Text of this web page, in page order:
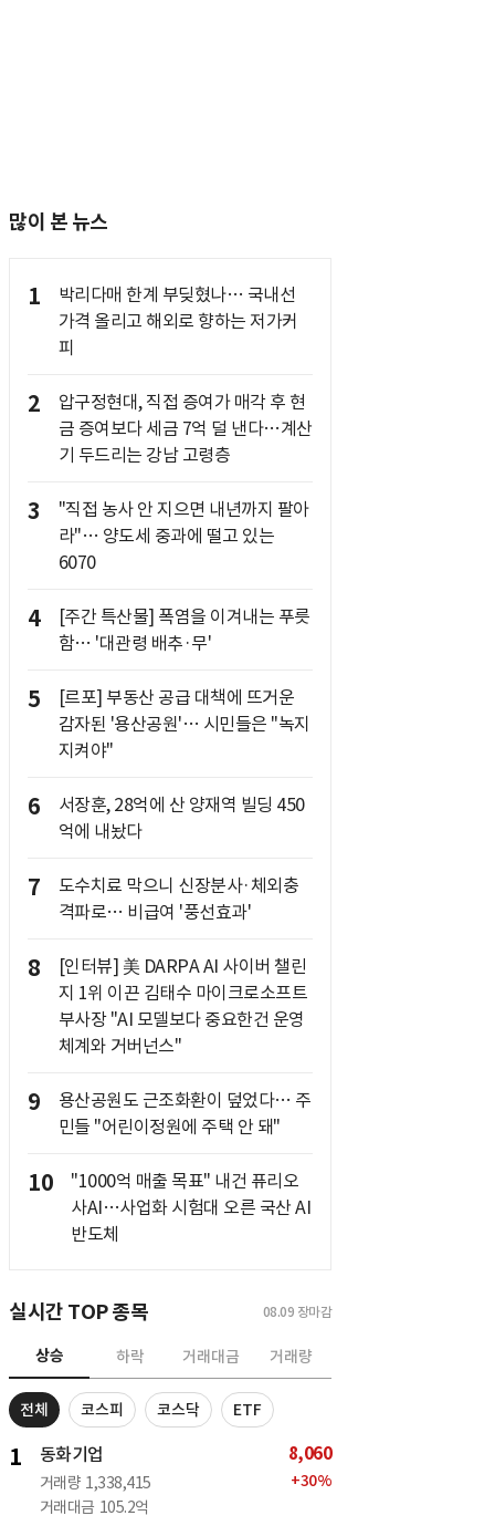
많이 본 뉴스
1
박리다매 한계 부딪혔나… 국내선
가격 올리고 해외로 향하는 저가커
피
2
압구정현대, 직접 증여가 매각 후 현
금 증여보다 세금 7억 덜 낸다…계산
기 두드리는 강남 고령층
3
"직접 농사 안 지으면 내년까지 팔아
라"… 양도세 중과에 떨고 있는
6070
4
[주간 특산물] 폭염을 이겨내는 푸릇
함… '대관령 배추·무'
5
[르포] 부동산 공급 대책에 뜨거운
감자된 '용산공원'… 시민들은 "녹지
지켜야"
6
서장훈, 28억에 산 양재역 빌딩 450
억에 내놨다
7
도수치료 막으니 신장분사·체외충
격파로… 비급여 '풍선효과'
8
[인터뷰] 美 DARPA AI 사이버 챌린
지 1위 이끈 김태수 마이크로소프트
부사장 "AI 모델보다 중요한건 운영
체계와 거버넌스"
9
용산공원도 근조화환이 덮었다… 주
민들 "어린이정원에 주택 안 돼"
10
"1000억 매출 목표" 내건 퓨리오
사AI…사업화 시험대 오른 국산 AI
반도체
실시간 TOP 종목 08.09 장마감
상승 하락 거래대금 거래량
전체 코스피 코스닥 ETF
1 동화기업
거래량 1,338,415
거래대금 105.2억
8,060
+30%